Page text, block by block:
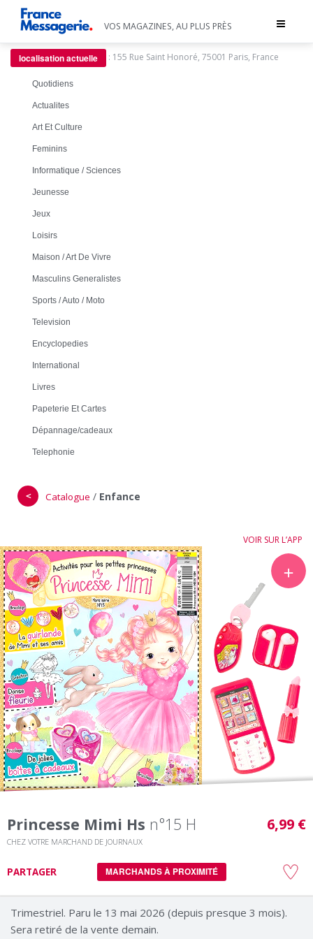
Toggle
VOS MAGAZINES, AU PLUS PRÈS
localisation actuelle : 155 Rue Saint Honoré, 75001 Paris, France
Quotidiens
Actualites
Art Et Culture
Feminins
Informatique / Sciences
Jeunesse
Jeux
Loisirs
Maison / Art De Vivre
Masculins Generalistes
Sports / Auto / Moto
Television
Encyclopedies
International
Livres
Papeterie Et Cartes
Dépannage/cadeaux
Telephonie
＜ Catalogue / Enfance
VOIR SUR L’APP
＋
Princesse Mimi Hs n°15 H
CHEZ VOTRE MARCHAND DE JOURNAUX
6,99 €
PARTAGER MARCHANDS À PROXIMITÉ
Trimestriel. Paru le 13 mai 2026 (depuis presque 3 mois).
Sera retiré de la vente demain.